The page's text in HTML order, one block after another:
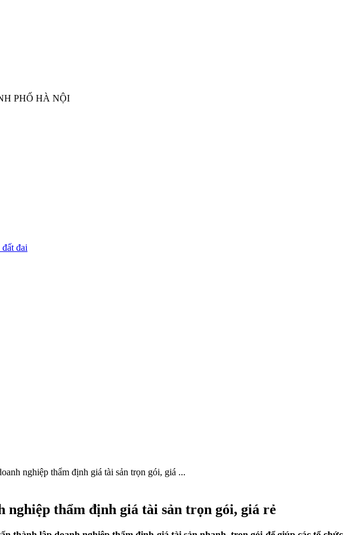
PHỐ HÀ NỘI
đai
nghiệp thẩm định giá tài sản trọn gói, giá ...
nghiệp thẩm định giá tài sản trọn gói, giá rẻ